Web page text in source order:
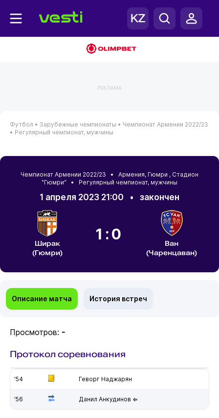
РЕКЛАМА
Футбол • Зарубежные чемпионаты • Чемпионат Армении 2022/23
• Регулярный чемпионат, мужчины
Чемпионат Армении 2022/23 • Армения, Гюмри , Стадион
"Гюмри" • Регулярный чемпионат, мужчины
1 апреля 2023 21:00 • закончен
Ширак
(Гюмри)
1:0
Ван
(Чаренцаван)
Описание матча История встреч
Просмотров: -
Протокол соревнования
'54 Геворг Наджарян
'56 Данил Анкудинов ⇐